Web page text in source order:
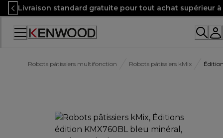
Skip
to
Content
Livraison standard gratuite pour tout achat supérieur
Robots pâtissiers multifonction Robots pâtissiers kMix